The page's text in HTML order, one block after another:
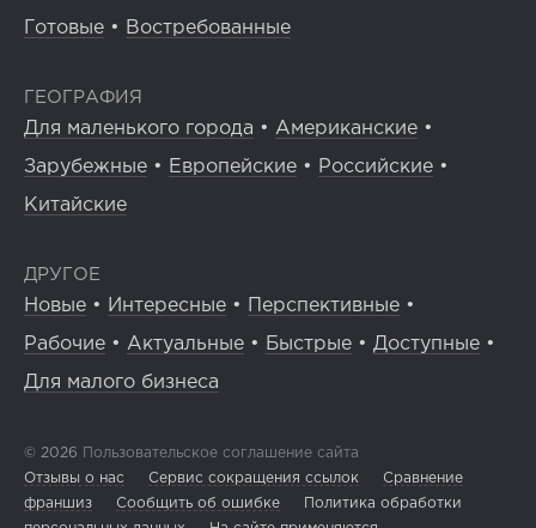
Готовые • Востребованные
ГЕОГРАФИЯ
Для маленького города • Американские •
Зарубежные • Европейские • Российские •
Китайские
ДРУГОЕ
Новые • Интересные • Перспективные •
Рабочие • Актуальные • Быстрые • Доступные •
Для малого бизнеса
© 2026 Пользовательское соглашение сайта
Отзывы о нас
Сервис сокращения ссылок
Сравнение
франшиз
Сообщить об ошибке
Политика обработки